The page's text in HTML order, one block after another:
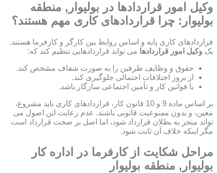
وکیل امور قراردادها در بولیوار, منطقه
بولیوار: چرا قراردادهای کاری مهم هستند؟
قراردادهای کاری پایه و اساس روابط بین کارگر و کارفرما هستند.
یک وکیل امور قراردادها می تواند قراردادهایی تنظیم کند که:
حقوق و وظایف طرفین را به صورت شفاف مشخص کند.
از بروز اختلافات احتمالی جلوگیری کند.
با قوانین کار و تأمین اجتماعی سازگار باشد.
بر اساس ماده 9 و 10 قانون کار، قراردادهای کاری باید مشروع،
معین، و بدون ممنوعیت قانونی باشند. عدم رعایت این اصول می
تواند منجر به بطلان قرارداد شود، اما اصل بر صحت قرارداد است
مگر اینکه خلاف آن ثابت شود.
مراحل شکایت از کارفرما در اداره کار
بولیوار, منطقه بولیوار